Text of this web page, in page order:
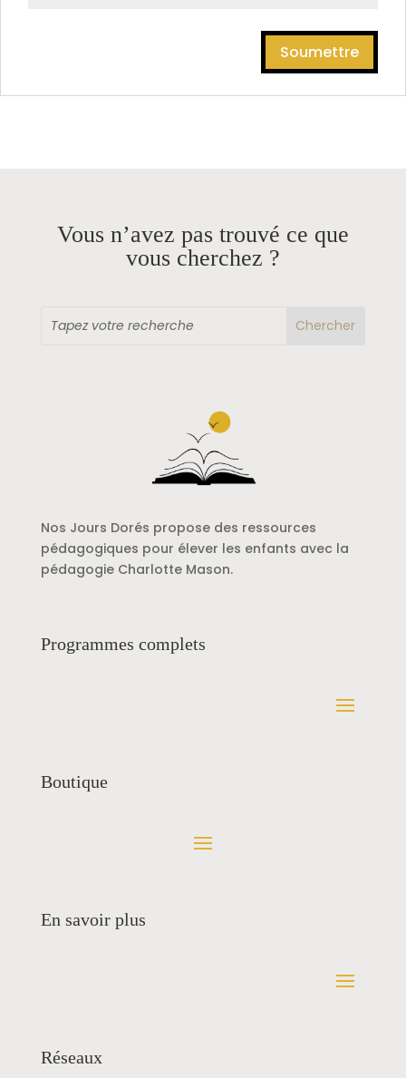
Vous n’avez pas trouvé ce que
vous cherchez ?
Nos Jours Dorés propose des ressources
pédagogiques pour élever les enfants avec la
pédagogie Charlotte Mason.
Programmes complets
Boutique
En savoir plus
Réseaux